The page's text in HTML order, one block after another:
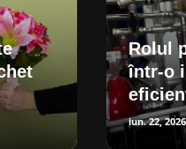
Rolul
într-o
iun. 22, 2026